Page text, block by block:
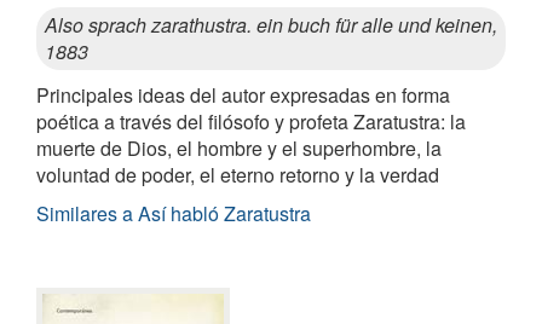
Also sprach zarathustra. ein buch für alle und keinen,
1883
Principales ideas del autor expresadas en forma
poética a través del filósofo y profeta Zaratustra: la
muerte de Dios, el hombre y el superhombre, la
voluntad de poder, el eterno retorno y la verdad
Similares a Así habló Zaratustra